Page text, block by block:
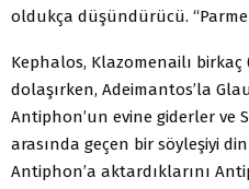
oldukça düşündürücü.
Kephalos, Klazomenailı
dolaşırken, Adeimantos’la
Antiphon’un evine giderler ve
arasında geçen bir söyleşiyi
Antiphon’a aktardıklarını